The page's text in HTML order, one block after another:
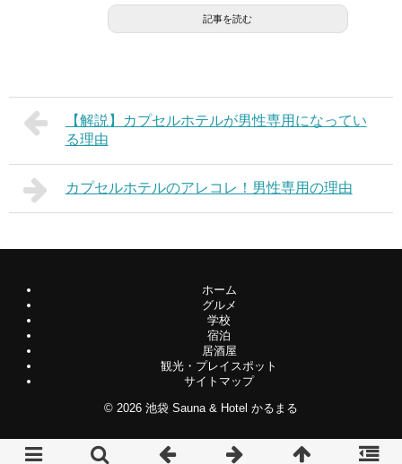
記事を読む
【解説】カプセルホテルが男性専用になってい
る理由
カプセルホテルのアレコレ！男性専用の理由
ホーム
グルメ
学校
宿泊
居酒屋
観光・プレイスポット
サイトマップ
© 2026 池袋 Sauna & Hotel かるまる